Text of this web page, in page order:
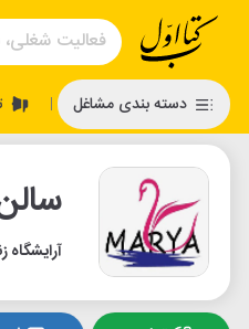
دسته بندی مشاغل |
آرایشگاه